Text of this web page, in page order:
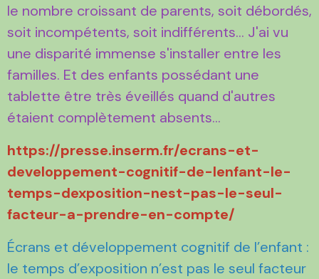
le nombre croissant de parents, soit débordés,
soit incompétents, soit indifférents... J'ai vu
une disparité immense s'installer entre les
familles. Et des enfants possédant une
tablette être très éveillés quand d'autres
étaient complètement absents...
https://presse.inserm.fr/ecrans-et-
developpement-cognitif-de-lenfant-le-
temps-dexposition-nest-pas-le-seul-
facteur-a-prendre-en-compte/
Écrans et développement cognitif de l’enfant :
le temps d’exposition n’est pas le seul facteur